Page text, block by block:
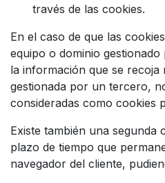
través de las cookies.
En el caso de que las
equipo o dominio
la información que se recoja
gestionada por un tercero,
consideradas como cookies
Existe también una segunda
plazo de tiempo que
navegador del cliente,